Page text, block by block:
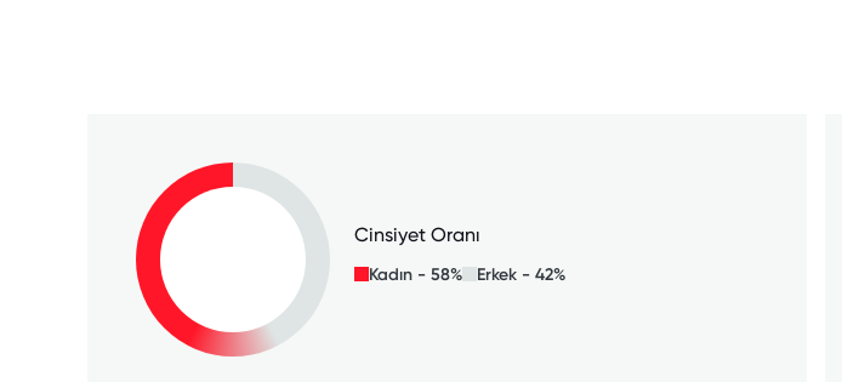
Cinsiyet Oranı
Kadın - 58% Erkek - 42%